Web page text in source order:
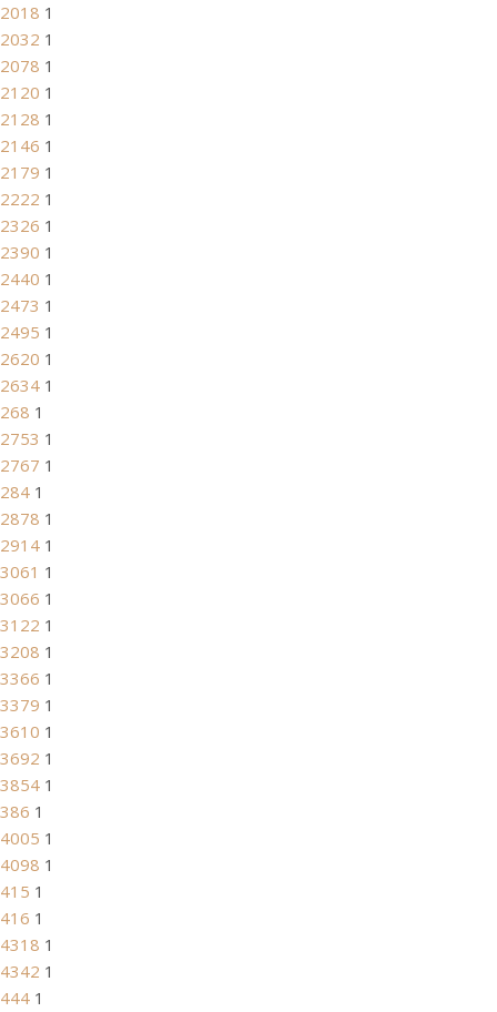
2018 1
2032 1
2078 1
2120 1
2128 1
2146 1
2179 1
2222 1
2326 1
2390 1
2440 1
2473 1
2495 1
2620 1
2634 1
268 1
2753 1
2767 1
284 1
2878 1
2914 1
3061 1
3066 1
3122 1
3208 1
3366 1
3379 1
3610 1
3692 1
3854 1
386 1
4005 1
4098 1
415 1
416 1
4318 1
4342 1
444 1